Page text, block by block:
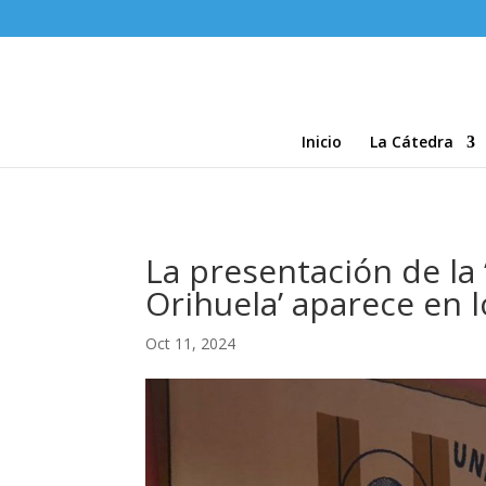
Inicio La Cátedra
La presentación de
Orihuela’ aparece
Oct 11, 2024